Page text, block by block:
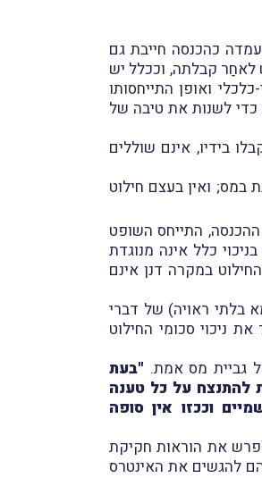
כהכנסה חייבת גם
לאחַר קבלתה, וככלל יש
ואופן התייחסותו
כדי לשנות את טיבה של
בידיו, אינם שוללים
במס; ואין בעצם חילוט
התייחס השופט
כלל אינה מנוגדת
במקרה דנן אינם
בלתי ראויה) של דברי
ניכוי סכומי החילוט
גביית מס אמת. "בעת
להתנצח על כל טענה
וככזו אין סופה
את הוראות חקיקת
הם להגשים את האינטרס